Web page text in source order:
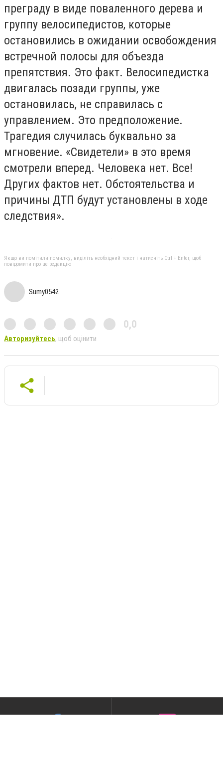
преграду в виде поваленного дерева и
группу велосипедистов, которые
остановились в ожидании освобождения
встречной полосы для объезда
препятствия. Это факт. Велосипедистка
двигалась позади группы, уже
остановилась, не справилась с
управлением. Это предположение.
Трагедия случилась буквально за
мгновение. «Свидетели» в это время
смотрели вперед. Человека нет. Все!
Других фактов нет. Обстоятельства и
причины ДТП будут установлены в ходе
следствия».
Якщо ви помітили помилку, виділіть необхідний текст і натисніть Ctrl + Enter, щоб
повідомити про це редакцію
Sumy0542
0,0
Авторизуйтесь, щоб оцінити